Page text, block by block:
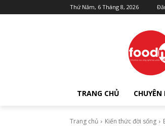
Thứ Năm, 6 Tháng 8, 2026
TRANG CHỦ
Trang chủ Kiến thức đời sống